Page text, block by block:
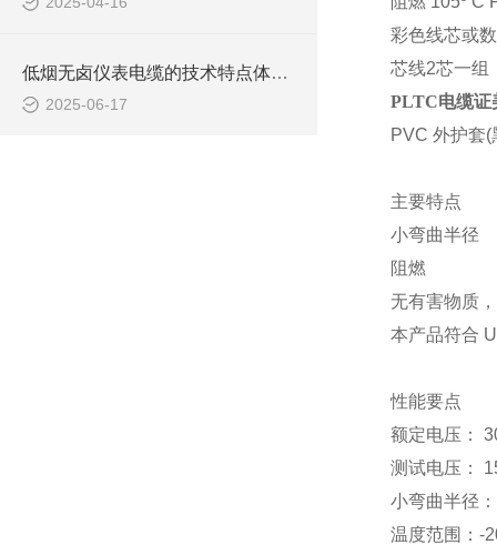
低烟无卤仪表电缆的技术特点体现在哪些方面？
2025-06-17
彩色线芯或
芯线2芯一组
PLTC电缆证
PVC 外护套(
主要特点
小弯曲半径
阻燃
无有害物质
本产品符合
性能要点
额定电压：
测试电压：
小弯曲半径：
温度范围： -